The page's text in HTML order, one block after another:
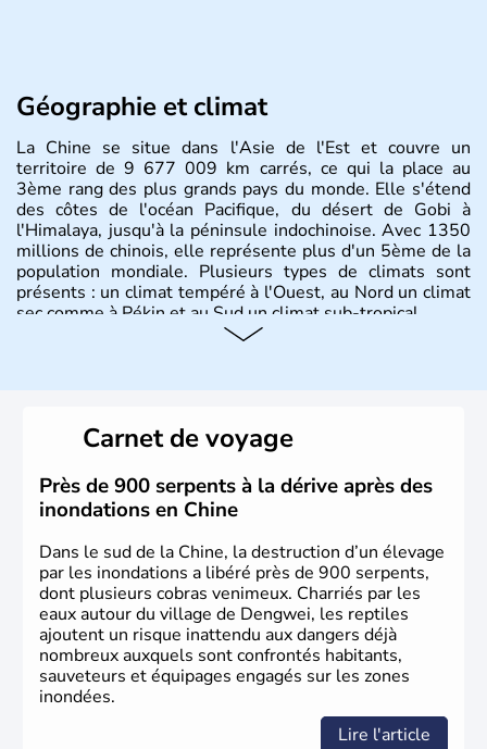
Géographie et climat
La Chine se situe dans l'Asie de l'Est et couvre un
territoire de 9 677 009 km carrés, ce qui la place au
3ème rang des plus grands pays du monde. Elle s'étend
des côtes de l'océan Pacifique, du désert de Gobi à
l'Himalaya, jusqu'à la péninsule indochinoise. Avec 1350
millions de chinois, elle représente plus d'un 5ème de la
population mondiale. Plusieurs types de climats sont
présents : un climat tempéré à l'Ouest, au Nord un climat
sec comme à Pékin et au Sud un climat sub-tropical.
dynasties. La dynastie Qing a été la dernière à régner
jusqu'aux guerres de l'opium lorsque la Chine s'est
constituée comme nation et a retrouvé son indépendance
en 1945. Illustre pays en matière d'inventions avant-
gardistes, la Chine a été la première utilisatrice du papier,
de l'imprimerie à caractères mobiles, de la boussole et de
la poudre à canon.
Carnet de voyage
Près de 900 serpents à la dérive après des
inondations en Chine
Dans le sud de la Chine, la destruction d’un élevage
par les inondations a libéré près de 900 serpents,
dont plusieurs cobras venimeux. Charriés par les
eaux autour du village de Dengwei, les reptiles
ajoutent un risque inattendu aux dangers déjà
nombreux auxquels sont confrontés habitants,
sauveteurs et équipages engagés sur les zones
inondées.
Lire l'article